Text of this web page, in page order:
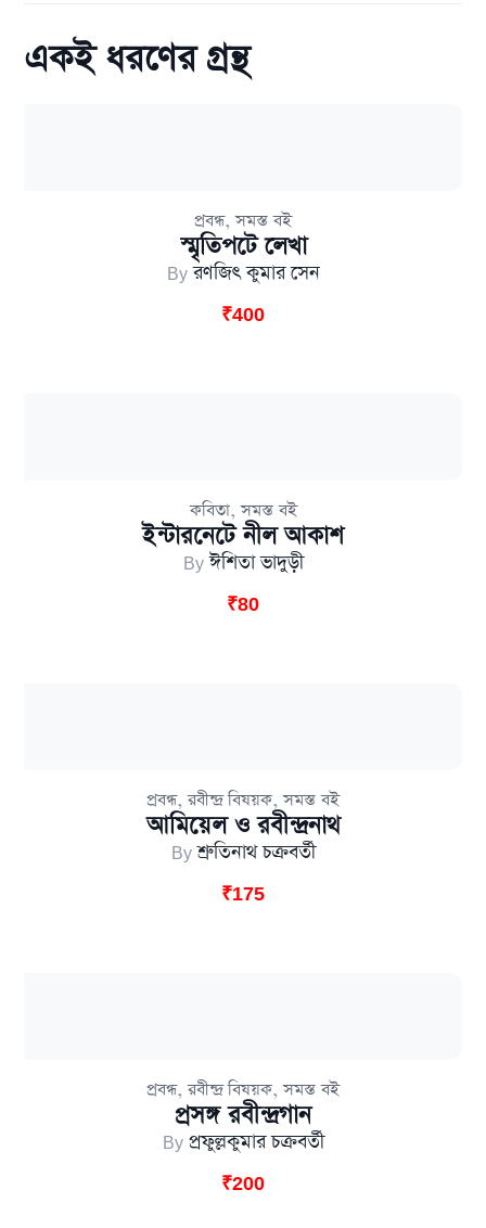
একই ধরণের গ্রন্থ
প্রবন্ধ,সমস্ত বই
স্মৃতিপটে লেখা
Byরণজিৎ কুমার সেন
₹400
কবিতা,সমস্ত বই
ইন্টারনেটে নীল আকাশ
Byঈশিতা ভাদুড়ী
₹80
প্রবন্ধ,রবীন্দ্র বিষয়ক,সমস্ত বই
আমিয়েল ও রবীন্দ্রনাথ
Byশ্রুতিনাথ চক্রবর্তী
₹175
প্রবন্ধ,রবীন্দ্র বিষয়ক,সমস্ত বই
প্রসঙ্গ রবীন্দ্রগান
By প্রফুল্লকুমার চক্রবর্তী
₹200